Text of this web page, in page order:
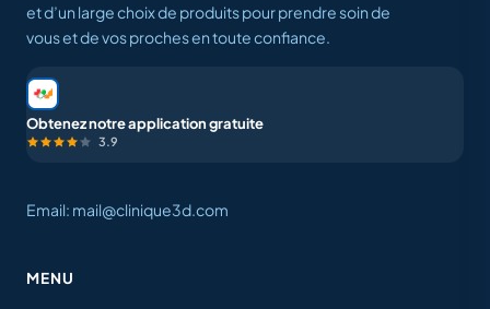
et d’un large choix de produits pour prendre soin de
vous et de vos proches en toute confiance.
Obtenez notre application gratuite
3.9
Email: mail@clinique3d.com
MENU